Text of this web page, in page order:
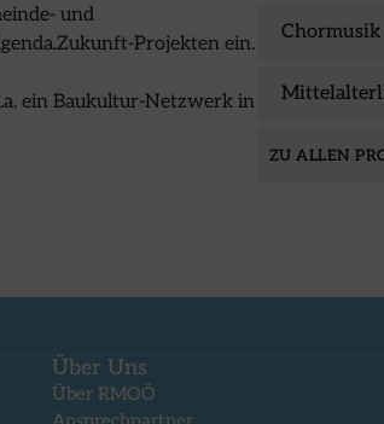
und
Projekten ein.
ein Baukultur-Netzwerk in
ZU ALLEN
Über Uns
Über RMOÖ